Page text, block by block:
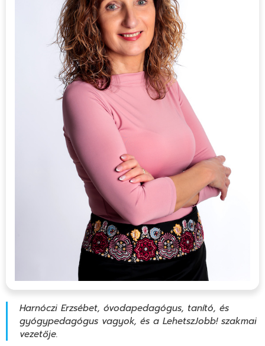
Harnóczi Erzsébet, óvodapedagógus, tanító, és
gyógypedagógus vagyok, és a LehetszJobb! szakmai
vezetője.